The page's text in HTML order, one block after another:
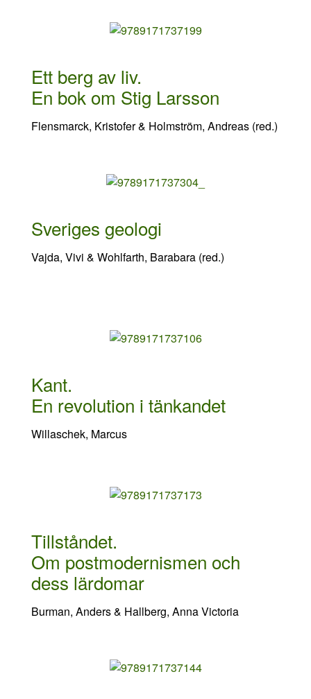
Ett berg av liv.
En bok om Stig Larsson
Flensmarck, Kristofer & Holmström, Andreas (red.)
Sveriges geologi
Vajda, Vivi & Wohlfarth, Barabara (red.)
Kant.
En revolution i tänkandet
Willaschek, Marcus
Tillståndet.
Om postmodernismen och
dess lärdomar
Burman, Anders & Hallberg, Anna Victoria